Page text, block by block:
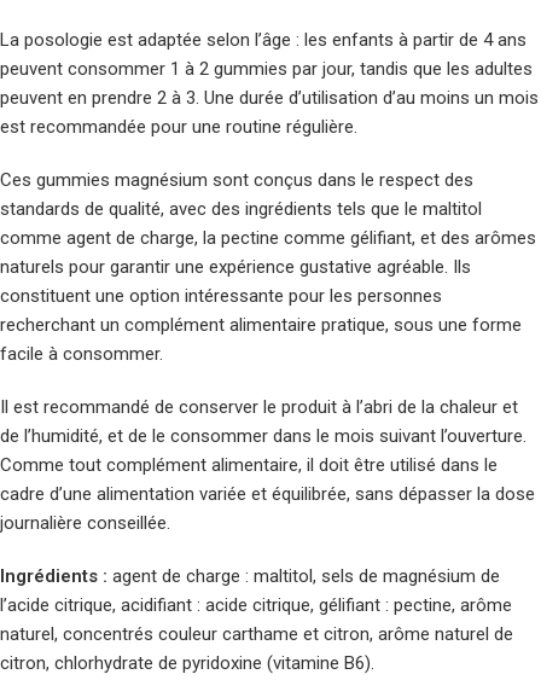
La posologie est adaptée selon l’âge : les enfants à partir de 4 ans
peuvent consommer 1 à 2 gummies par jour, tandis que les adultes
peuvent en prendre 2 à 3. Une durée d’utilisation d’au moins un mois
est recommandée pour une routine régulière.
Ces gummies magnésium sont conçus dans le respect des
standards de qualité, avec des ingrédients tels que le maltitol
comme agent de charge, la pectine comme gélifiant, et des arômes
naturels pour garantir une expérience gustative agréable. Ils
constituent une option intéressante pour les personnes
recherchant un complément alimentaire pratique, sous une forme
facile à consommer.
Il est recommandé de conserver le produit à l’abri de la chaleur et
de l’humidité, et de le consommer dans le mois suivant l’ouverture.
Comme tout complément alimentaire, il doit être utilisé dans le
cadre d’une alimentation variée et équilibrée, sans dépasser la dose
journalière conseillée.
Ingrédients : agent de charge : maltitol, sels de magnésium de
l’acide citrique, acidifiant : acide citrique, gélifiant : pectine, arôme
naturel, concentrés couleur carthame et citron, arôme naturel de
citron, chlorhydrate de pyridoxine (vitamine B6).